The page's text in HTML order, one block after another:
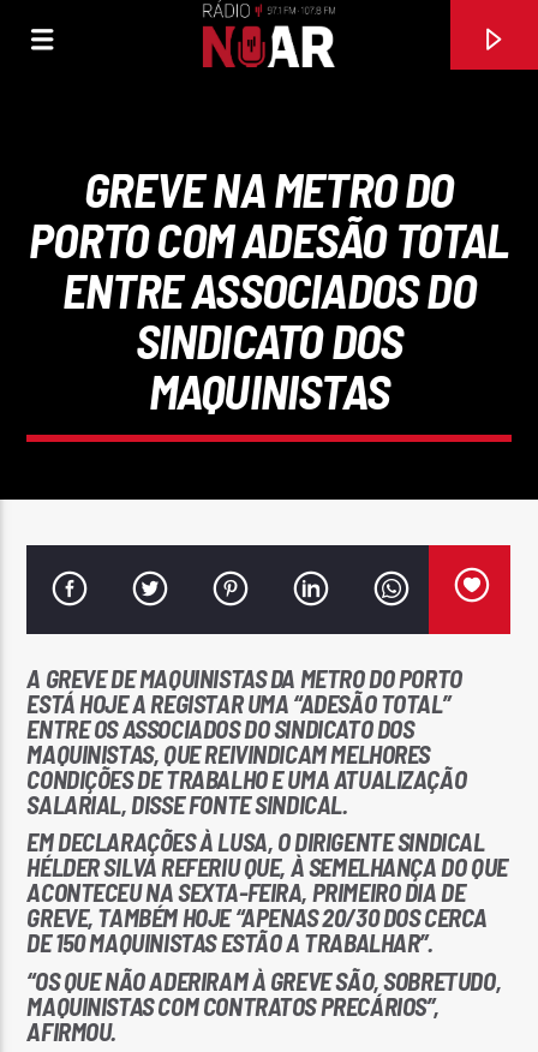
97.1FM E 107.8 FM
Rádio No ar
GREVE NA METRO DO
PORTO COM ADESÃO TOTAL
ENTRE ASSOCIADOS DO
SINDICATO DOS
MAQUINISTAS
A GREVE DE MAQUINISTAS DA METRO DO PORTO
ESTÁ HOJE A REGISTAR UMA “ADESÃO TOTAL”
ENTRE OS ASSOCIADOS DO SINDICATO DOS
MAQUINISTAS, QUE REIVINDICAM MELHORES
CONDIÇÕES DE TRABALHO E UMA ATUALIZAÇÃO
SALARIAL, DISSE FONTE SINDICAL.
EM DECLARAÇÕES À LUSA, O DIRIGENTE SINDICAL
HÉLDER SILVA REFERIU QUE, À SEMELHANÇA DO QUE
ACONTECEU NA SEXTA-FEIRA, PRIMEIRO DIA DE
GREVE, TAMBÉM HOJE “APENAS 20/30 DOS CERCA
DE 150 MAQUINISTAS ESTÃO A TRABALHAR”.
“OS QUE NÃO ADERIRAM À GREVE SÃO, SOBRETUDO,
MAQUINISTAS COM CONTRATOS PRECÁRIOS”,
AFIRMOU.